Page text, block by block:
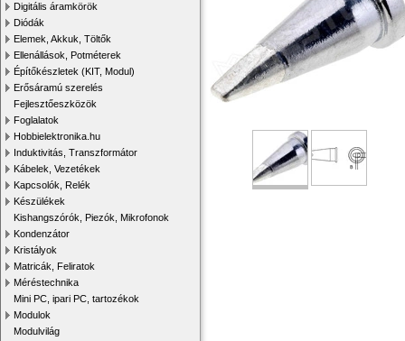
Digitális áramkörök
Diódák
Elemek, Akkuk, Töltők
Ellenállások, Potméterek
Építőkészletek (KIT, Modul)
Erősáramú szerelés
Fejlesztőeszközök
Foglalatok
Hobbielektronika.hu
Induktivitás, Transzformátor
Kábelek, Vezetékek
Kapcsolók, Relék
Készülékek
Kishangszórók, Piezók, Mikrofonok
Kondenzátor
Kristályok
Matricák, Feliratok
Méréstechnika
Mini PC, ipari PC, tartozékok
Modulok
Modulvilág